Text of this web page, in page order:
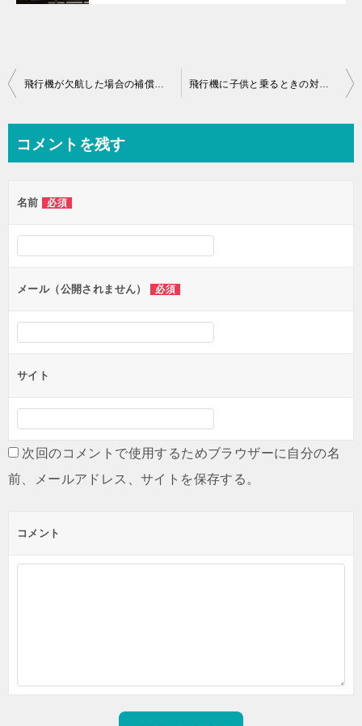
投
ビ
ー
シ
ョ
ン
コメントを残す
名前 必須
メール（公開されません） 必須
サイト
次回のコメントで使用するためブラウザーに自分の名
前、メールアドレス、サイトを保存する。
コメント